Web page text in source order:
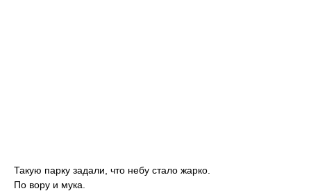
Такую парку задали, что небу стало жарко.
По вору и мука.